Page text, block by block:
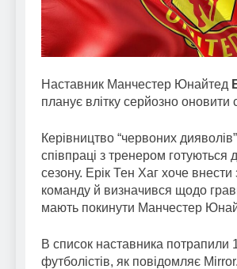
Наставник Манчестер Юнайтед
планує влітку серйозно оновити
Керівництво “червоних дияволів”
співпраці з тренером готуються
сезону. Ерік Тен Хаг хоче внести
команду й визначився щодо
мають покинути Манчестер
В список наставника потрапили
футболістів, як повідомляє Mirror.